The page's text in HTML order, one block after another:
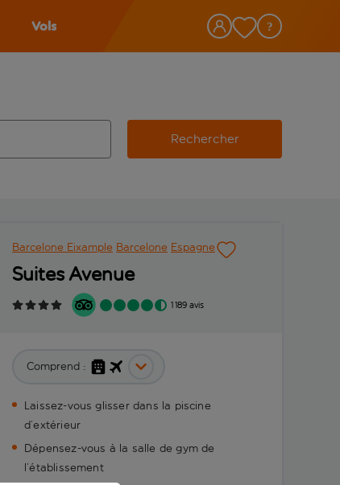
Vols
Rechercher
Barcelone Eixample Barcelone Espagne
Suites Avenue
1 189 avis
Comprend :
Laissez-vous glisser dans la piscine
d’extérieur
Dépensez-vous à la salle de gym de
l’établissement